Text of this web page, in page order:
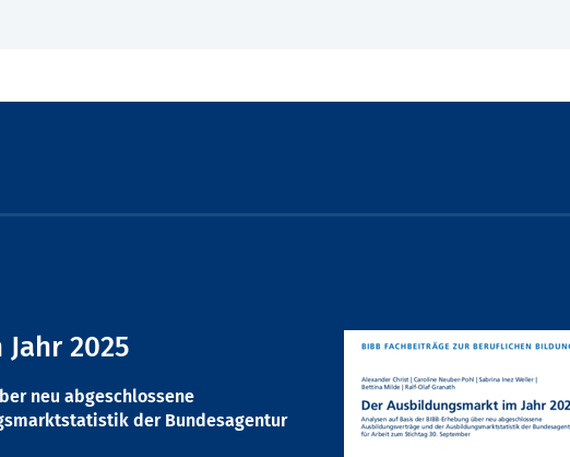
2025
neu abgeschlossene
der Bundesagentur